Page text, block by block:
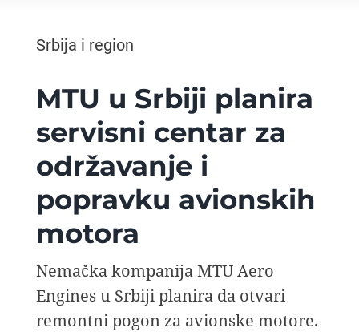
GEOGRAPHICA
AVIOPEDIA
SPECIJAL
FOTO PRIČA
TEMA
AGENT
Srbija i region
MTU u Srbiji planira
servisni centar za
održavanje i
popravku avionskih
motora
Nemačka kompanija MTU Aero
Engines u Srbiji planira da otvari
remontni pogon za avionske motore.